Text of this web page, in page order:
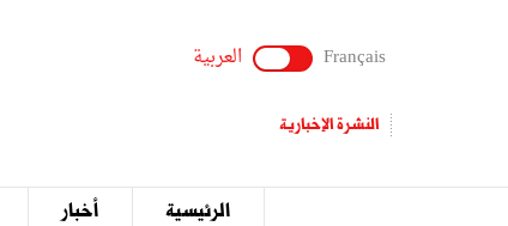
Français العربية
النشرة الإخبارية
الرئيسية أخبار